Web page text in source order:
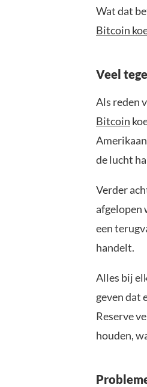
Wat dat
Bitcoin
Veel
Als reden
Bitcoin
de lucht
Verder
afgelopen
een
handelt.
Alles bij
geven dat
Reserve
houden,